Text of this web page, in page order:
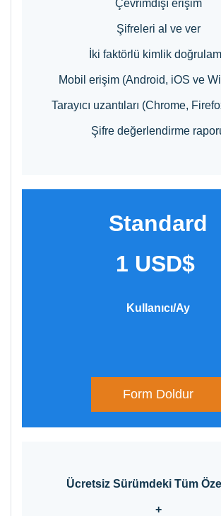
Çevrimdışı erişim
Şifreleri al ve ver
İki faktörlü kimlik
Mobil erişim (Android, iOS ve
Tarayıcı uzantıları (Chrome,
Şifre değerlendirme
Standard
1 USD$
Kullanıcı/Ay​
Form Doldur
Ücretsiz Sürümdeki Tüm
+